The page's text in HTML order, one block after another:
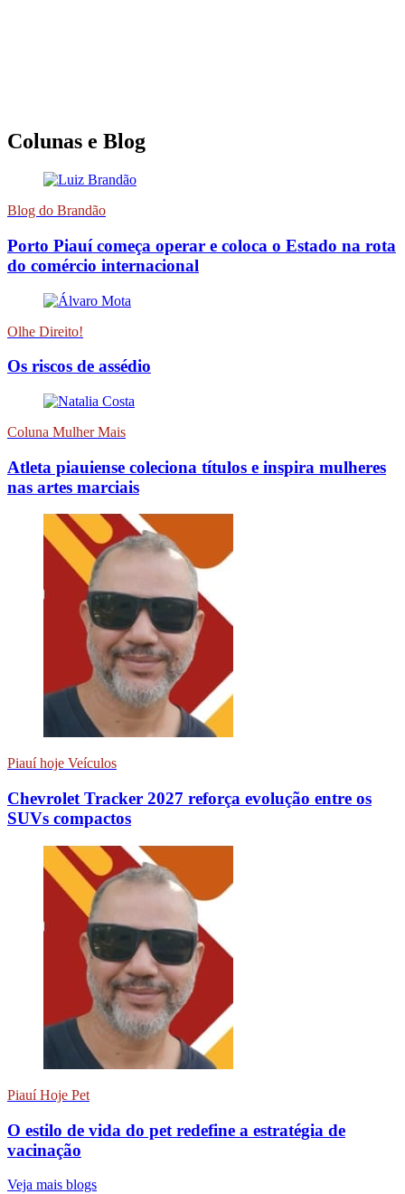
Colunas e Blog
Blog do Brandão
Porto Piauí começa operar e coloca o Estado na rota
do comércio internacional
Olhe Direito!
Os riscos de assédio
Coluna Mulher Mais
Atleta piauiense coleciona títulos e inspira mulheres
nas artes marciais
Piauí hoje Veículos
Chevrolet Tracker 2027 reforça evolução entre os
SUVs compactos
Piauí Hoje Pet
O estilo de vida do pet redefine a estratégia de
vacinação
Veja mais blogs